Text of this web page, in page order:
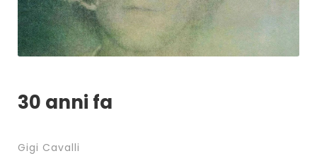
30 anni fa
Gigi Cavalli